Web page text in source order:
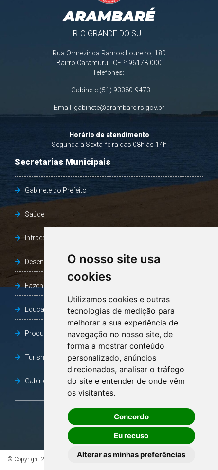
O nosso site usa
cookies
Utilizamos cookies e outras
tecnologias de medição para
melhorar a sua experiência de
navegação no nosso site, de
forma a mostrar conteúdo
personalizado, anúncios
direcionados, analisar o tráfego
do site e entender de onde vêm
os visitantes.
Concordo
Eu recuso
Alterar as minhas preferências
ARAMBARÉ
RIO GRANDE DO SUL
Rua Ormezinda Ramos Loureiro, 180
Bairro Caramuru - CEP: 96178-000
Telefones:
- Gabinete (51) 93380-9473
Email: gabinete@arambare.rs.gov.br
Horário de atendimento
Segunda a Sexta-feira das 08h às 14h
Secretarias Municipais
Gabinete do Prefeito
Saúde
Infraestrutura, Agricultura e Meio Ambiente
Desenvolvimento Social
Fazenda e Desenvolvimento Econômico
Educação
Procuradoria Geral do Município
Turismo, Desporto e Cultura
Gabinete Vice-Prefeito
OUVIDORIA
© Copyright 2026 - Todos os direitos reservados à Prefeitura de